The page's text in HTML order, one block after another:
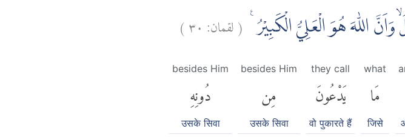
اللّٰهَ هُوَ الْعَلِيُّ الْكَبِيْرُ (لقمان: ٣٠)
what
مَا
जिसे
they call
يَدْعُونَ
वो पुकारते हैं
besides Him
مِن
उसके सिवा
besides Him
دُونِهِ
उसके सिवा